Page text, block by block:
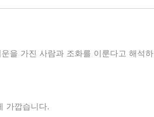
을 가진 사람과 조화를 이룬다고 해석하
가깝습니다.